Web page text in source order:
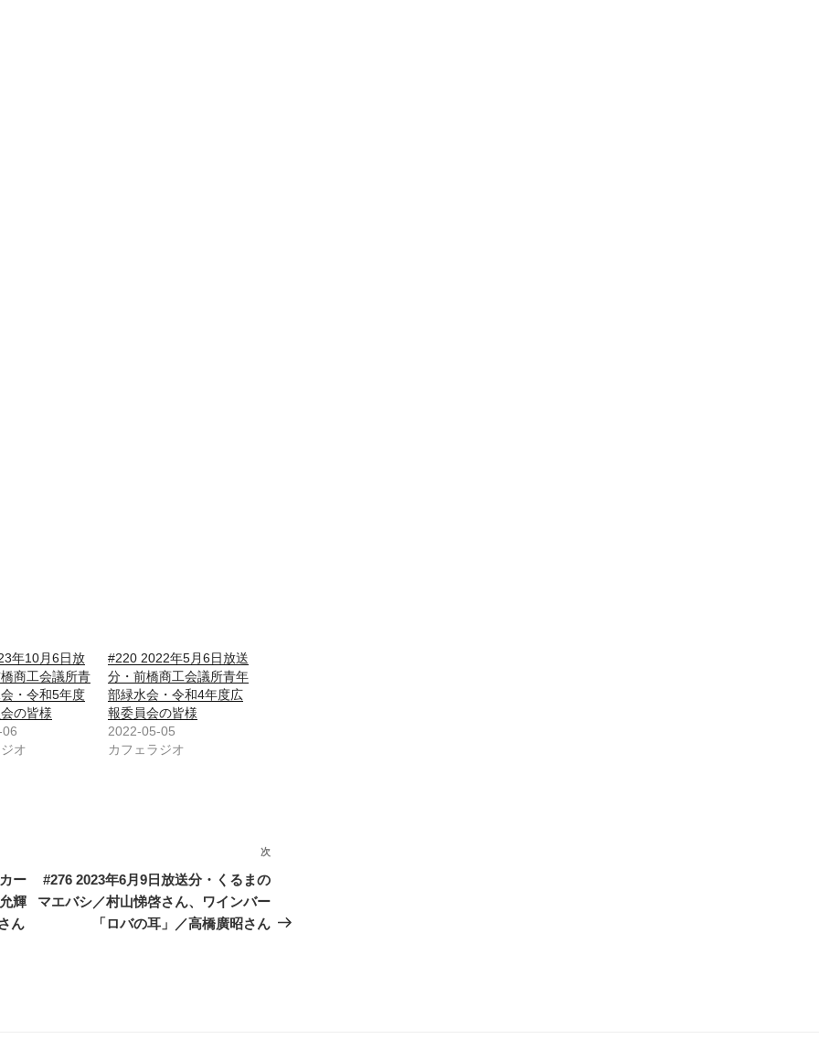
年10月6日放
商工会議所青
・令和5年度
の皆様
オ
#220 2022年5月6日放送
分・前橋商工会議所青年
部緑水会・令和4年度広
報委員会の皆様
2022-05-05
カフェラジオ
ー
輝
ん
次
の
投
稿
次
#276 2023年6月9日放送分・くるまの
マエバシ／村山悌啓さん、ワインバー
「ロバの耳」／高橋廣昭さん